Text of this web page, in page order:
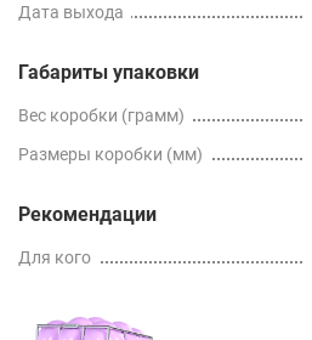
Дата выхода
Габариты упаковки
Вес коробки (грамм)
Размеры коробки (мм)
Рекомендации
Для кого